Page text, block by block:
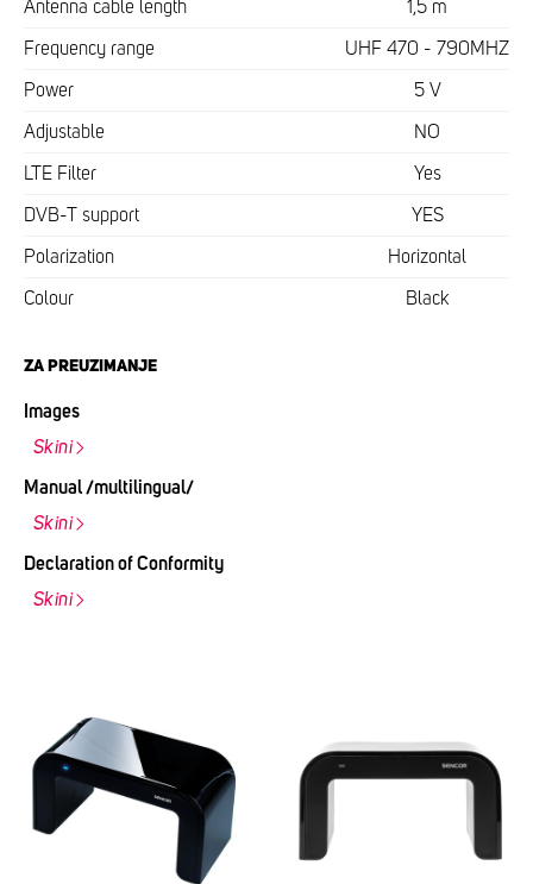
Antenna cable length 1,5 m
Frequency range UHF 470 - 790MHZ
Power 5 V
Adjustable NO
LTE Filter Yes
DVB-T support YES
Polarization Horizontal
Colour Black
ZA PREUZIMANJE
Images
Skini
Manual /multilingual/
Skini
Declaration of Conformity
Skini